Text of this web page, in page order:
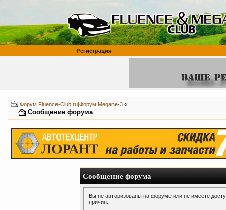
Регистрация
Форум Fluence-Club.ru|Форум Megane-3 «
Сообщение форума
Сообщение форума
Вы не авторизованы на форуме или не имеете
причин: